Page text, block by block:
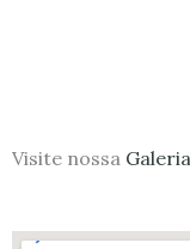
Visite nossa